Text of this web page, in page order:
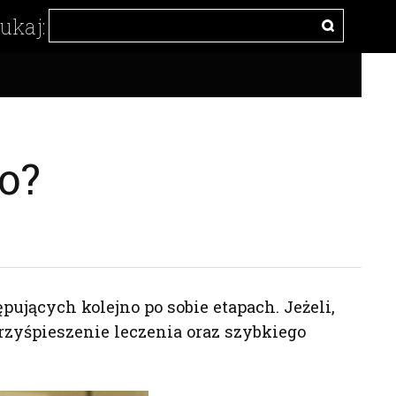
kolejno po sobie etapach. Jeżeli,
leczenia oraz szybkiego